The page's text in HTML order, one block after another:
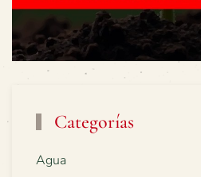
Categorías
Agua